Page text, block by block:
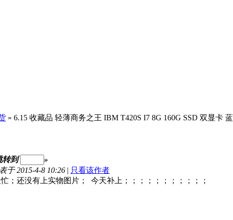
» 6.15 收藏品 轻薄商务之王 IBM T420S I7 8G 160G SSD 双显卡
转到
»
于 2015-4-8 10:26 | 只看该作者
；还没有上实物图片； 今天补上；；；；；；；；；；；